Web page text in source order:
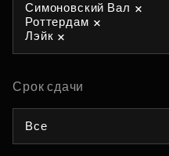
Симоновский Вал
Роттердам
Лэйк
Срок сдачи
Все